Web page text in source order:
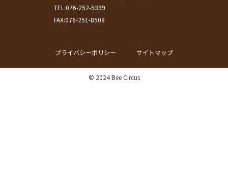
TEL:076-252-5399
FAX:076-251-8508
プライバシーポリシー サイトマップ
© 2024 Bee Circus